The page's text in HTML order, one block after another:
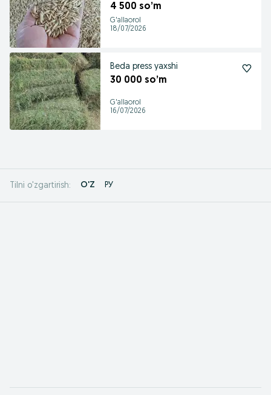
4 500 so’m
G'allaorol
18/07/2026
Beda press yaxshi
30 000 so’m
G'allaorol
16/07/2026
Tilni o'zgartirish: O'Z РУ